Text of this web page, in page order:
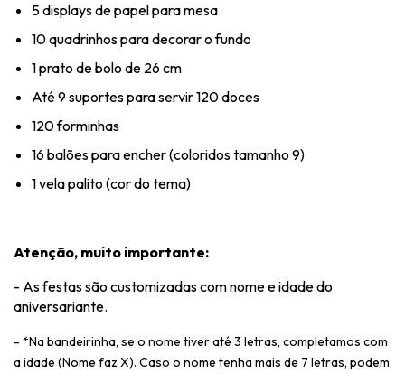
5 displays de papel para mesa
10 quadrinhos para decorar o fundo
1 prato de bolo de 26 cm
Até 9 suportes para servir 120 doces
120 forminhas
16 balões para encher (coloridos tamanho 9)
1 vela palito (cor do tema)
Atenção, muito importante:
- As festas são customizadas com nome e idade do
aniversariante.
- *Na bandeirinha, se o nome tiver até 3 letras, completamos com
a idade (Nome faz X). Caso o nome tenha mais de 7 letras, podem